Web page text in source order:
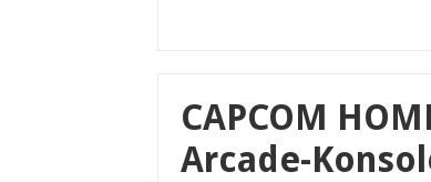
CAPCOM
Arcade-